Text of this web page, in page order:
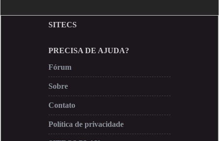
SITECS
PRECISA DE AJUDA?
Fórum
Sobre
Contato
Política de privacidade